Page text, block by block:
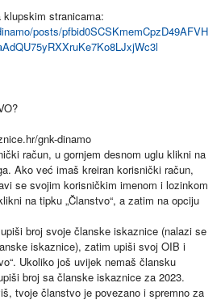
klupskim stranicama:
posts/pfbid0SCSKmemCpzD49AFVH
gnk-dinamo
račun, u gornjem desnom uglu klikni na
Ako već imaš kreiran korisnički račun,
se svojim korisničkim imenom i lozinkom
na tipku „Članstvo“, a zatim na opciju
broj svoje članske iskaznice (nalazi se
iskaznice), zatim upiši svoj OIB i
Ukoliko još uvijek nemaš člansku
broj sa članske iskaznice za 2023.
tvoje članstvo je povezano i spremno za